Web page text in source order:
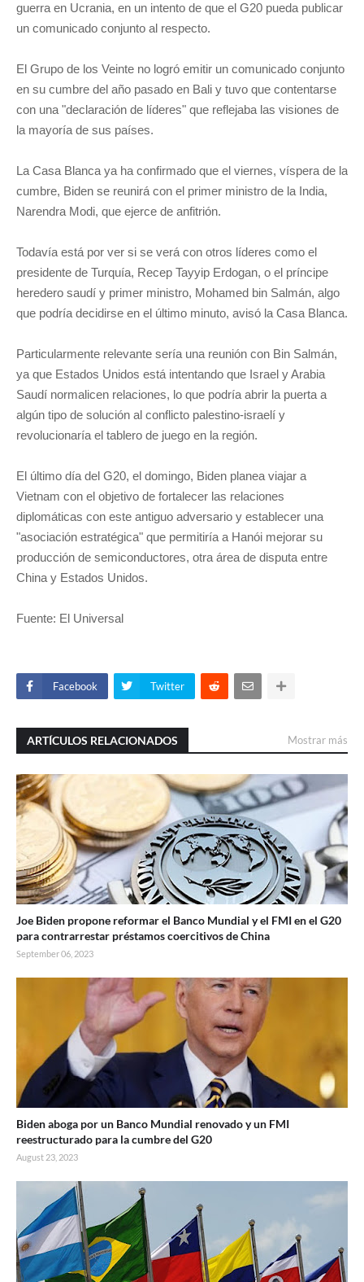
guerra en Ucrania, en un intento de que el G20 pueda publicar
un comunicado conjunto al respecto.
El Grupo de los Veinte no logró emitir un comunicado conjunto
en su cumbre del año pasado en Bali y tuvo que contentarse
con una "declaración de líderes" que reflejaba las visiones de
la mayoría de sus países.
La Casa Blanca ya ha confirmado que el viernes, víspera de la
cumbre, Biden se reunirá con el primer ministro de la India,
Narendra Modi, que ejerce de anfitrión.
Todavía está por ver si se verá con otros líderes como el
presidente de Turquía, Recep Tayyip Erdogan, o el príncipe
heredero saudí y primer ministro, Mohamed bin Salmán, algo
que podría decidirse en el último minuto, avisó la Casa Blanca.
Particularmente relevante sería una reunión con Bin Salmán,
ya que Estados Unidos está intentando que Israel y Arabia
Saudí normalicen relaciones, lo que podría abrir la puerta a
algún tipo de solución al conflicto palestino-israelí y
revolucionaría el tablero de juego en la región.
El último día del G20, el domingo, Biden planea viajar a
Vietnam con el objetivo de fortalecer las relaciones
diplomáticas con este antiguo adversario y establecer una
"asociación estratégica" que permitiría a Hanói mejorar su
producción de semiconductores, otra área de disputa entre
China y Estados Unidos.
Fuente: El Universal
Facebook Twitter
ARTÍCULOS RELACIONADOS Mostrar más
Joe Biden propone reformar el Banco Mundial y el FMI en el G20
para contrarrestar préstamos coercitivos de China
September 06, 2023
Biden aboga por un Banco Mundial renovado y un FMI
reestructurado para la cumbre del G20
August 23, 2023